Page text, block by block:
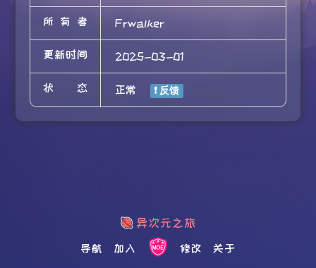
所有者 Frwalker
更新时间 2025-03-01
状态 正常
导航 加入 修改 关于